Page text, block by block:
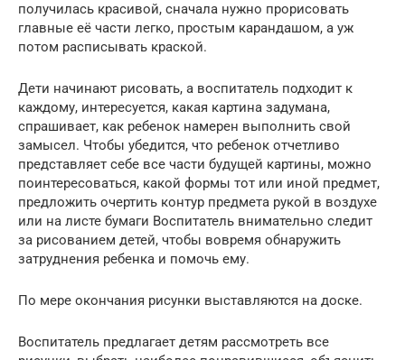
получилась красивой, сначала нужно прорисовать
главные её части легко, простым карандашом, а уж
потом расписывать краской.
Дети начинают рисовать, а воспитатель подходит к
каждому, интересуется, какая картина задумана,
спрашивает, как ребенок намерен выполнить свой
замысел. Чтобы убедится, что ребенок отчетливо
представляет себе все части будущей картины, можно
поинтересоваться, какой формы тот или иной предмет,
предложить очертить контур предмета рукой в воздухе
или на листе бумаги Воспитатель внимательно следит
за рисованием детей, чтобы вовремя обнаружить
затруднения ребенка и помочь ему.
По мере окончания рисунки выставляются на доске.
Воспитатель предлагает детям рассмотреть все